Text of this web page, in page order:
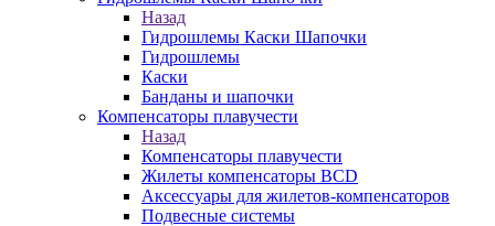
Назад
Гидрошлемы Каски Шапочки
Гидрошлемы
Каски
Банданы и шапочки
Компенсаторы плавучести
Назад
Компенсаторы плавучести
Жилеты компенсаторы BCD
Аксессуары для жилетов-компенсаторов
Подвесные системы